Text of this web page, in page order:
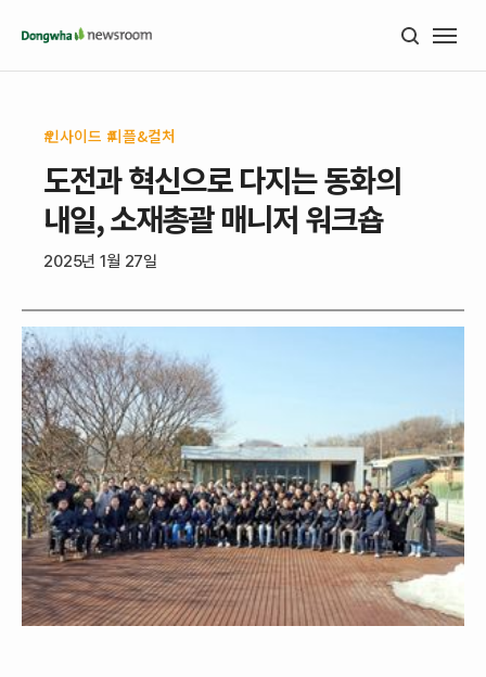
인사이드 피플&컬처
도전과 혁신으로 다지는 동화의
내일, 소재총괄 매니저 워크숍
2025년 1월 27일